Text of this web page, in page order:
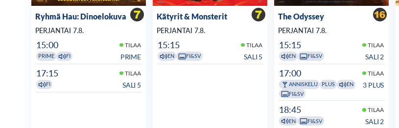
Ryhmä Hau: Dinoelokuva
PERJANTAI 7.8.
15:00 TILAA
PRIME FI PRIME
17:15 TILAA
FI SALI 5
Kätyrit & Monsterit
PERJANTAI 7.8.
15:15 TILAA
EN FI&SV SALI 5
The Odyssey
PERJANTAI 7.8.
15:15 TILAA
EN FI&SV SALI 2
17:00 TILAA
ANNISKELU PLUS
EN
FI&SV
3 PLUS
18:45 TILAA
EN FI&SV SALI 2